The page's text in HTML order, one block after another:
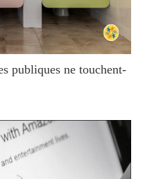
publiques ne touchent-